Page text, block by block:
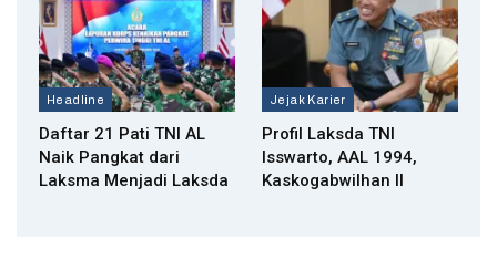
Headline
Daftar 21 Pati TNI AL
Naik Pangkat dari
Laksma Menjadi Laksda
Jejak Karier
Profil Laksda TNI
Isswarto, AAL 1994,
Kaskogabwilhan II